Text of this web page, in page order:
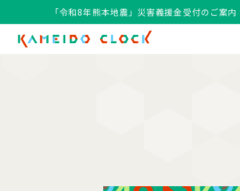
「令和8年熊本地震」災害義援金受付のご案内
「令和8年熊本地震」災害義援金受付のご案内